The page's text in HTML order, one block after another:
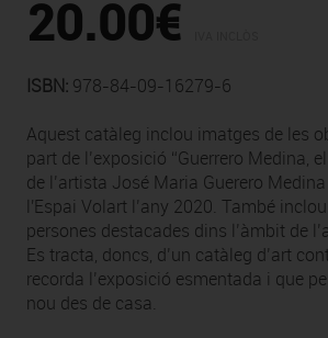
20.00€
ISBN: 978-84-09-16279-6
Aquest catàleg inclou imatges de les
part de l’exposició “Guerrero Medina,
de l’artista José Maria Guerero
l'Espai Volart l’any 2020. També
persones destacades dins l’àmbit de
Es tracta, doncs, d’un catàleg d’art
recorda l’exposició esmentada i que
nou des de casa.